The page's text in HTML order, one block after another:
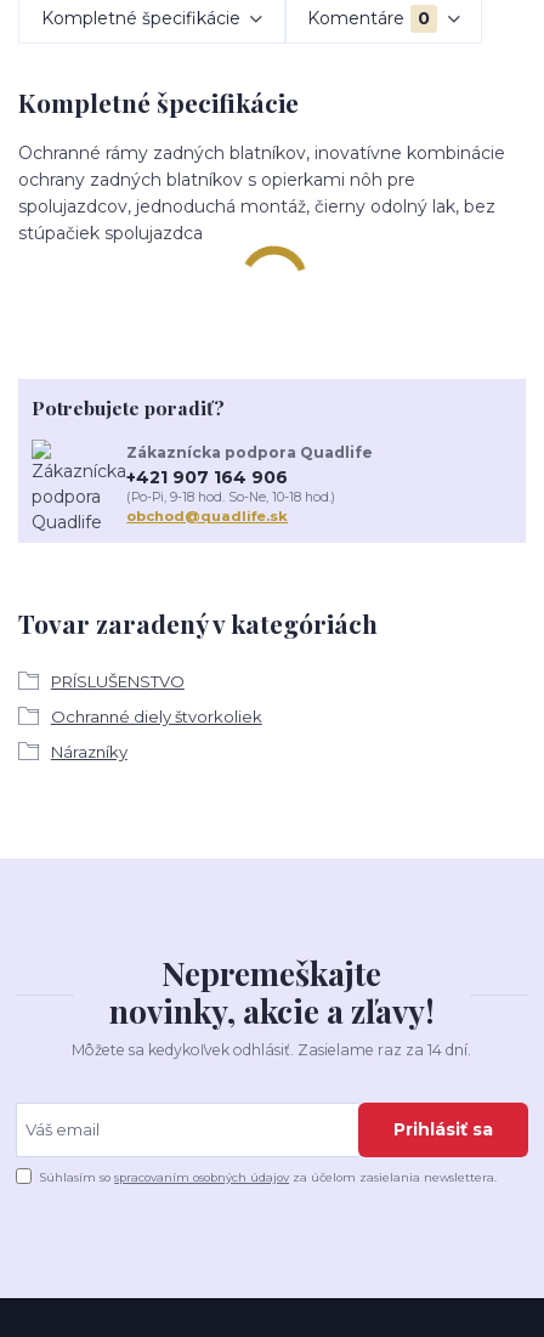
Kompletné špecifikácie Komentáre 0
Kompletné špecifikácie
Ochranné rámy zadných blatníkov, inovatívne kombinácie
ochrany zadných blatníkov s opierkami nôh pre
spolujazdcov, jednoduchá montáž, čierny odolný lak, bez
stúpačiek spolujazdca
Tovar zaradený v kategóriách
PRÍSLUŠENSTVO
Ochranné diely štvorkoliek
Nárazníky
Potrebujete poradiť?
Zákaznícka podpora Quadlife
+421 907 164 906
(Po-Pi, 9-18 hod. So-Ne, 10-18 hod.)
obchod@quadlife.sk
Nepremeškajte
novinky, akcie a zľavy!
Môžete sa kedykoľvek odhlásiť. Zasielame raz za 14 dní.
Prihlásiť sa
Súhlasím sospracovaním osobných údajov za účelom zasielania newslettera.